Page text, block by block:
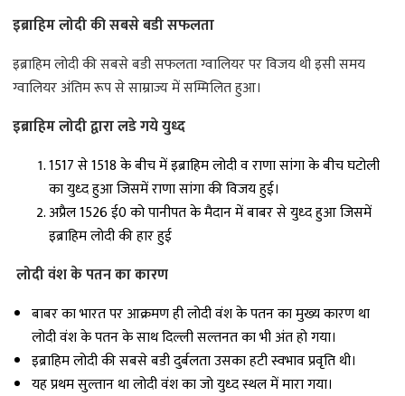
इब्राहिम लोदी की सबसे बडी सफलता
इब्राहिम लोदी की सबसे बडी सफलता ग्वालियर पर विजय थी इसी समय
ग्वालियर अंतिम रूप से साम्राज्य में सम्मिलित हुआ।
इब्राहिम लोदी द्वारा लडे गये युध्द
1517 से 1518 के बीच में इब्राहिम लोदी व राणा सांगा के बीच घटोली
का युध्द हुआ जिसमें राणा सांगा की विजय हुई।
अप्रैल 1526 ई0 को पानीपत के मैदान में बाबर से युध्द हुआ जिसमें
इब्राहिम लोदी की हार हुई
लोदी वंश के पतन का कारण
बाबर का भारत पर आक्रमण ही लोदी वंश के पतन का मुख्य कारण था
लोदी वंश के पतन के साथ दिल्ली सल्तनत का भी अंत हो गया।
इब्राहिम लोदी की सबसे बडी दुर्बलता उसका हटी स्वभाव प्रवृति थी।
यह प्रथम सुल्तान था लोदी वंश का जो युध्द स्थल में मारा गया।